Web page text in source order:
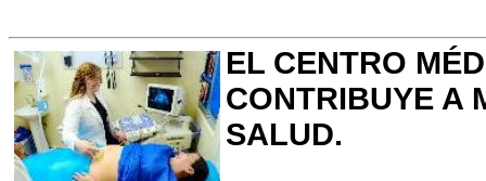
EL CENTRO
CONTRIBUYE A
SALUD.